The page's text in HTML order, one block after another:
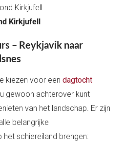
Kirkjufell
– Reykjavik naar
kiezen voor eendagtocht
gewoon achterover kunt
van het landschap. Er zijn
belangrijke
schiereiland brengen: